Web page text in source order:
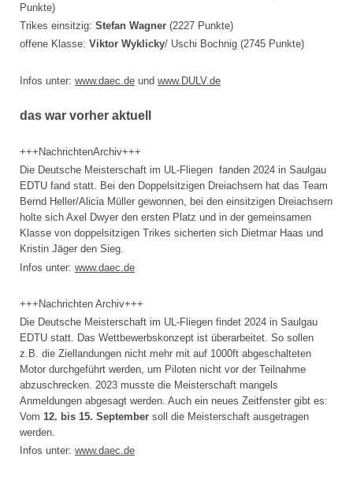
Punkte)
Trikes einsitzig: Stefan Wagner (2227 Punkte)
offene Klasse: Viktor Wyklicky/ Uschi Bochnig (2745 Punkte)
Infos unter: www.daec.de und www.DULV.de
das war vorher aktuell
+++NachrichtenArchiv+++
Die Deutsche Meisterschaft im UL-Fliegen fanden 2024 in Saulgau
EDTU fand statt. Bei den Doppelsitzigen Dreiachsern hat das Team
Bernd Heller/Alicia Müller gewonnen, bei den einsitzigen Dreiachsern
holte sich Axel Dwyer den ersten Platz und in der gemeinsamen
Klasse von doppelsitzigen Trikes sicherten sich Dietmar Haas und
Kristin Jäger den Sieg.
Infos unter: www.daec.de
+++Nachrichten Archiv+++
Die Deutsche Meisterschaft im UL-Fliegen findet 2024 in Saulgau
EDTU statt. Das Wettbewerbskonzept ist überarbeitet. So sollen
z.B. die Ziellandungen nicht mehr mit auf 1000ft abgeschalteten
Motor durchgeführt werden, um Piloten nicht vor der Teilnahme
abzuschrecken. 2023 musste die Meisterschaft mangels
Anmeldungen abgesagt werden. Auch ein neues Zeitfenster gibt es:
Vom 12. bis 15. September soll die Meisterschaft ausgetragen
werden.
Infos unter: www.daec.de